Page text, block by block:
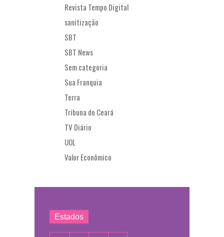
Revista Tempo Digital
sanitização
SBT
SBT News
Sem categoria
Sua Franquia
Terra
Tribuna do Ceará
TV Diário
UOL
Valor Econômico
Estados